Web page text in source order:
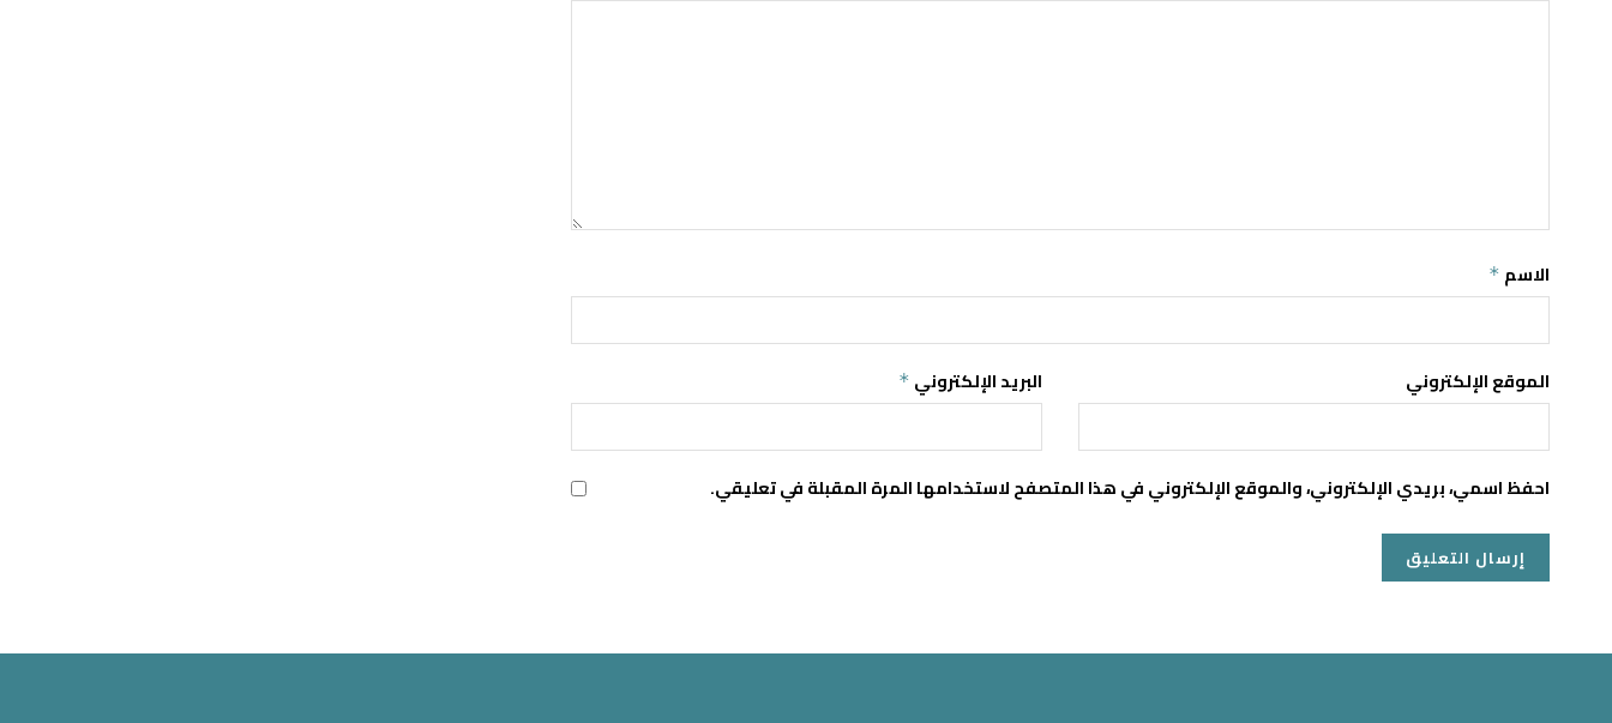
الاسم *
البريد الإلكتروني * الموقع الإلكتروني
احفظ اسمي، بريدي الإلكتروني، والموقع الإلكتروني في هذا المتصفح لاستخدامها المرة المقبلة في تعليقي.